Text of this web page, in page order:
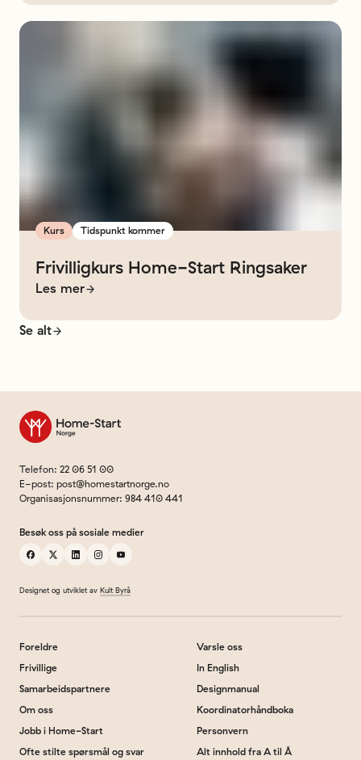
Kurs Tidspunkt kommer
Frivilligkurs Home-Start Ringsaker
Les mer
Se alt
Til forsiden
Telefon: 22 06 51 00
E-post: post@homestartnorge.no
Organisasjonsnummer: 984 410 441
Besøk oss på sosiale medier
facebook
x linkedininstagramyoutube
Designet og utviklet av Kult Byrå
Foreldre
Frivillige
Samarbeidspartnere
Om oss
Jobb i Home-Start
Ofte stilte spørsmål og svar
Varsle oss
In English
Designmanual
Koordinatorhåndboka
Personvern
Alt innhold fra A til Å